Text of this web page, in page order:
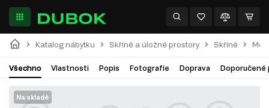
Katalog nábytku Skříně a úložné prostory Skříně
Všechno Vlastnosti Popis Fotografie Doprava Doporučené
Na skladě